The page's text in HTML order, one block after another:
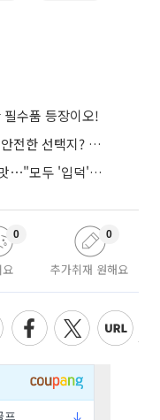
수품 등장이오!
이것저것 '다 되는' 스트레이 키즈⋯"안전한 선택지? 도전이 재밌죠"
나우즈, 올여름 물들일 '제로섹시'의 맛⋯"모두 '입덕'시킬 것"
0
추가취재 원해요
0